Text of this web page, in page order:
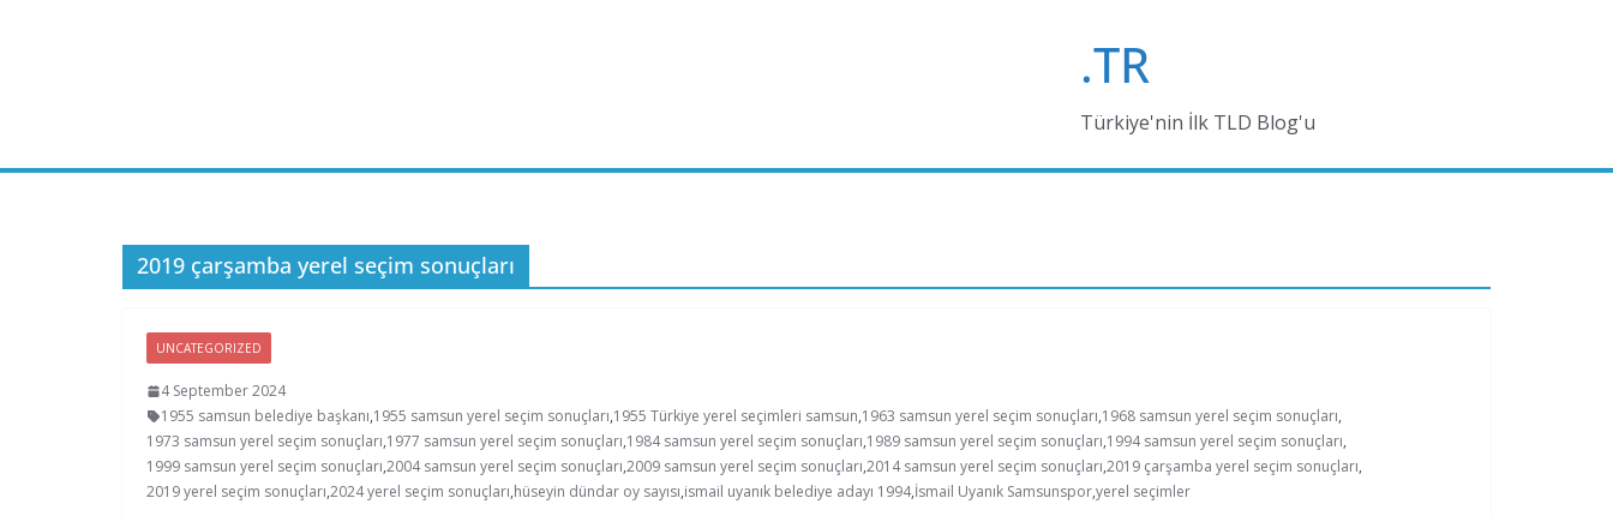
.TR
Türkiye'nin İlk TLD Blog'u
2019 çarşamba yerel seçim sonuçları
UNCATEGORIZED
4 September 2024
1955 samsun belediye başkanı,1955 samsun yerel seçim sonuçları,1955 Türkiye yerel seçimleri samsun,1963 samsun yerel seçim sonuçları,1968 samsun yerel seçim sonuçları,
1973 samsun yerel seçim sonuçları,1977 samsun yerel seçim sonuçları,1984 samsun yerel seçim sonuçları,1989 samsun yerel seçim sonuçları,1994 samsun yerel seçim sonuçları,
1999 samsun yerel seçim sonuçları,2004 samsun yerel seçim sonuçları,2009 samsun yerel seçim sonuçları,2014 samsun yerel seçim sonuçları,2019 çarşamba yerel seçim sonuçları,
2019 yerel seçim sonuçları,2024 yerel seçim sonuçları,hüseyin dündar oy sayısı,ismail uyanık belediye adayı 1994,İsmail Uyanık Samsunspor,yerel seçimler